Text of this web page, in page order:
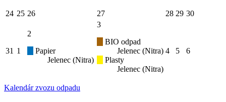
24 25 26 27 28 29 30
31 1
2
Papier
Jelenec (Nitra)
3
BIO odpad
Jelenec (Nitra)
Plasty
Jelenec (Nitra)
4 5 6
Kalendár zvozu odpadu